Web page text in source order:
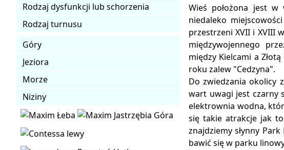
Rodzaj dysfunkcji lub schorzenia
Rodzaj turnusu
Góry
Jeziora
Morze
Niziny
Wieś położona jest w
niedaleko
przestrzeni XVII i XVIII
międzywojennego
między Kielcami a
roku zalew "Cedzyna".
Do zwiedzania okolicy
wart uwagi jest czarny
elektrownia wodna,
się takie atrakcje jak
znajdziemy słynny
bawić się w parku